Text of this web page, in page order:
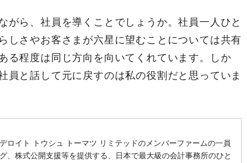
がら、社員を導くことでしょうか。社員一人ひと
しさやお客さまが六星に望むことについては共有
る程度は同じ方向を向いてくれています。しか
員と話して元に戻すのは私の役割だと思っていま
ロイト トウシュ トーマツ リミテッドのメンバーファームの一員
、株式公開支援等を提供する、日本で最大級の会計事務所のひと